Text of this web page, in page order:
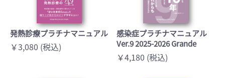
発熱診療プラチナマニュアル
￥3,080 (税込)
感染症プラチナマニュアル
Ver.9 2025-2026 Grande
￥4,180 (税込)